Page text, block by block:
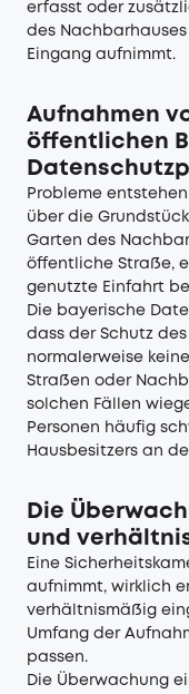
erfasst oder
des
Eingang aufnimmt.
Aufnahmen
öffentlichen
Probleme
über die
Garten des
öffentliche Straße,
genutzte Einfahrt
Die bayerische
dass der Schutz
normalerweise
Straßen oder
solchen Fällen
Personen häufig
Hausbesitzers an
Die
und
Eine
aufnimmt, wirklich
verhältnismäßig
Umfang der
passen.
Die Überwachung